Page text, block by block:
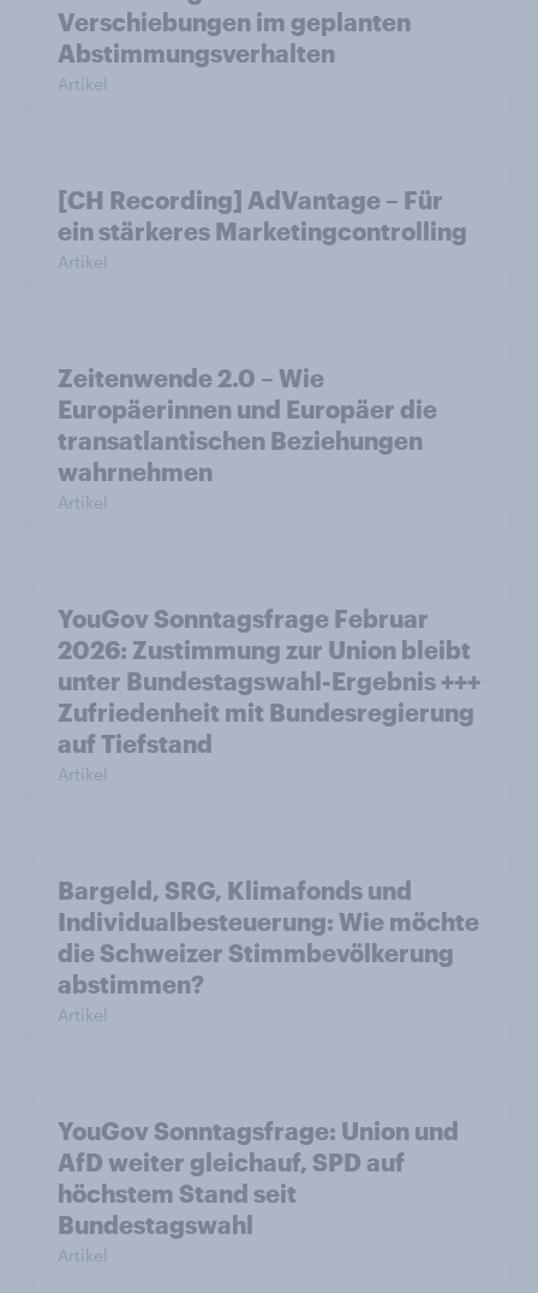
Verschiebungen im geplanten
Abstimmungsverhalten
Artikel
[CH Recording] AdVantage – Für
ein stärkeres Marketingcontrolling
Artikel
Zeitenwende 2.0 – Wie
Europäerinnen und Europäer die
transatlantischen Beziehungen
wahrnehmen
Artikel
YouGov Sonntagsfrage Februar
2026: Zustimmung zur Union bleibt
unter Bundestagswahl-Ergebnis +++
Zufriedenheit mit Bundesregierung
auf Tiefstand
Artikel
Bargeld, SRG, Klimafonds und
Individualbesteuerung: Wie möchte
die Schweizer Stimmbevölkerung
abstimmen?
Artikel
YouGov Sonntagsfrage: Union und
AfD weiter gleichauf, SPD auf
höchstem Stand seit
Bundestagswahl
Artikel